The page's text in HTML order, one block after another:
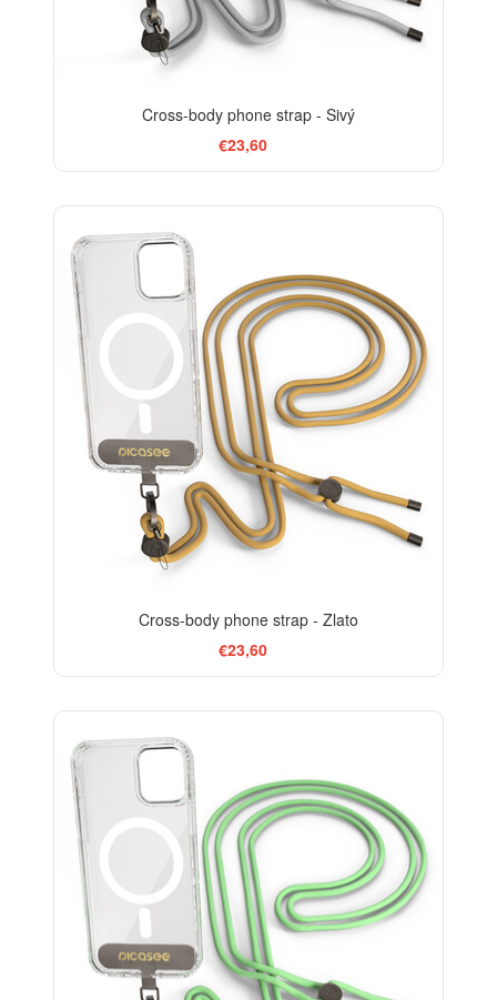
Cross-body phone strap - Sivý
€23,60
Cross-body phone strap - Zlato
€23,60